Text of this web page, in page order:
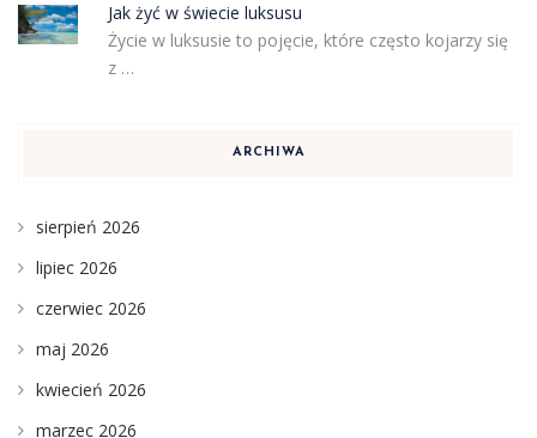
Jak żyć w świecie luksusu
Życie w luksusie to pojęcie, które często kojarzy się
z …
ARCHIWA
sierpień 2026
lipiec 2026
czerwiec 2026
maj 2026
kwiecień 2026
marzec 2026